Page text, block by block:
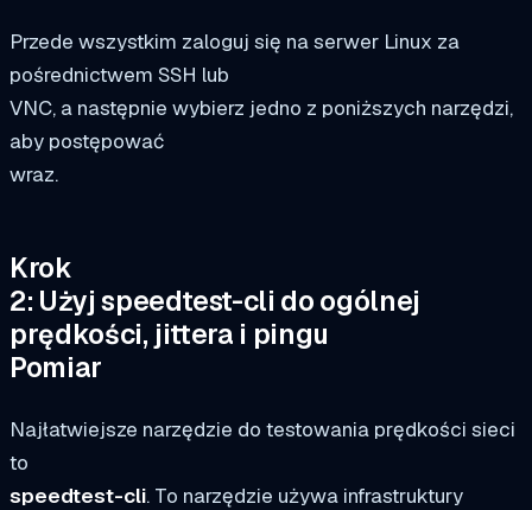
Przede wszystkim zaloguj się na serwer Linux za
pośrednictwem SSH lub
VNC, a następnie wybierz jedno z poniższych narzędzi,
aby postępować
wraz.
Krok
2: Użyj speedtest-cli do ogólnej
prędkości, jittera i pingu
Pomiar
Najłatwiejsze narzędzie do testowania prędkości sieci
to
speedtest-cli. To narzędzie używa infrastruktury